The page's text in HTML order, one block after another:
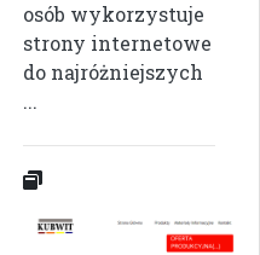
osób wykorzystuje
strony internetowe
do najróżniejszych
...